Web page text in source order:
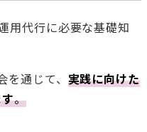
用代行に必要な基礎知
通じて、 実践に向けた
。